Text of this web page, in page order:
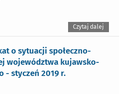
Czytaj dalej
o sytuacji społeczno-
województwa kujawsko-
- styczeń 2019 r.